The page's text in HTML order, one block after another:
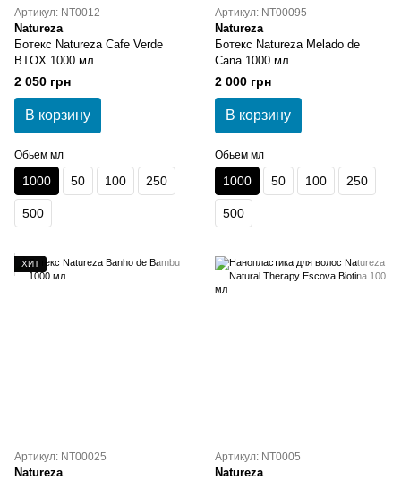
Артикул: NT0012
Natureza
Ботекс Natureza Cafe Verde
BTOX 1000 мл
2 050 грн
В корзину
Обьем мл
1000 50 100 250
500
Артикул: NT00095
Natureza
Ботекс Natureza Melado de
Cana 1000 мл
2 000 грн
В корзину
Обьем мл
1000 50 100 250
500
ХИТ
Артикул: NT00025
Natureza
Артикул: NT0005
Natureza